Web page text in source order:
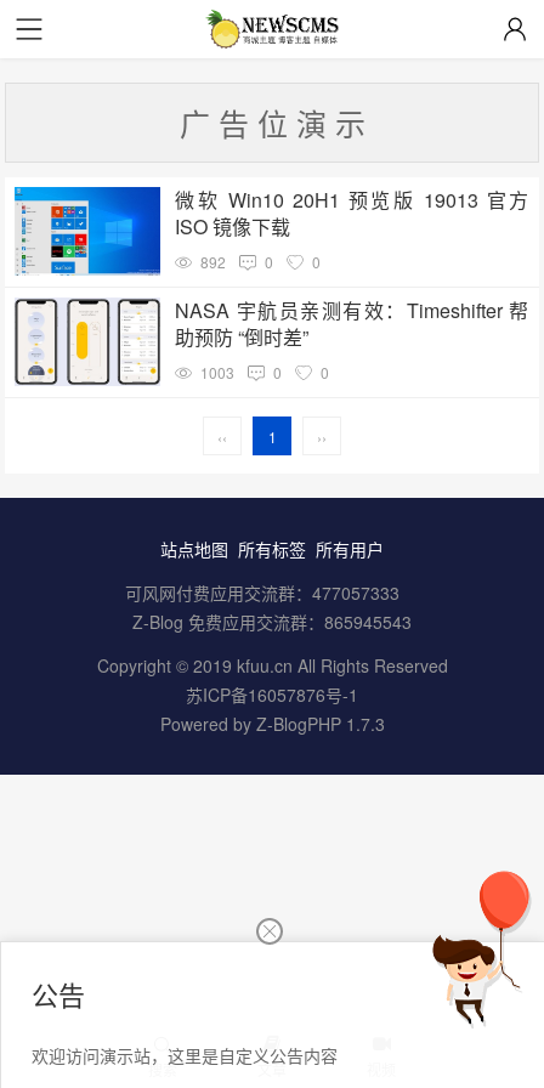
广 告 位 演 示
微软 Win10 20H1 预览版 19013 官方
ISO 镜像下载
892 0 0
NASA 宇航员亲测有效：Timeshifter 帮
助预防 “倒时差”
1003 0 0
‹‹ 1 ››
站点地图 所有标签 所有用户
可风网付费应用交流群： 477057333
Z-Blog 免费应用交流群： 865945543
Copyright © 2019 kfuu.cn All Rights Reserved
苏ICP备16057876号-1
Powered by Z-BlogPHP 1.7.3
搜索 文章
公告
欢迎访问演示站，这里是自定义公告内容